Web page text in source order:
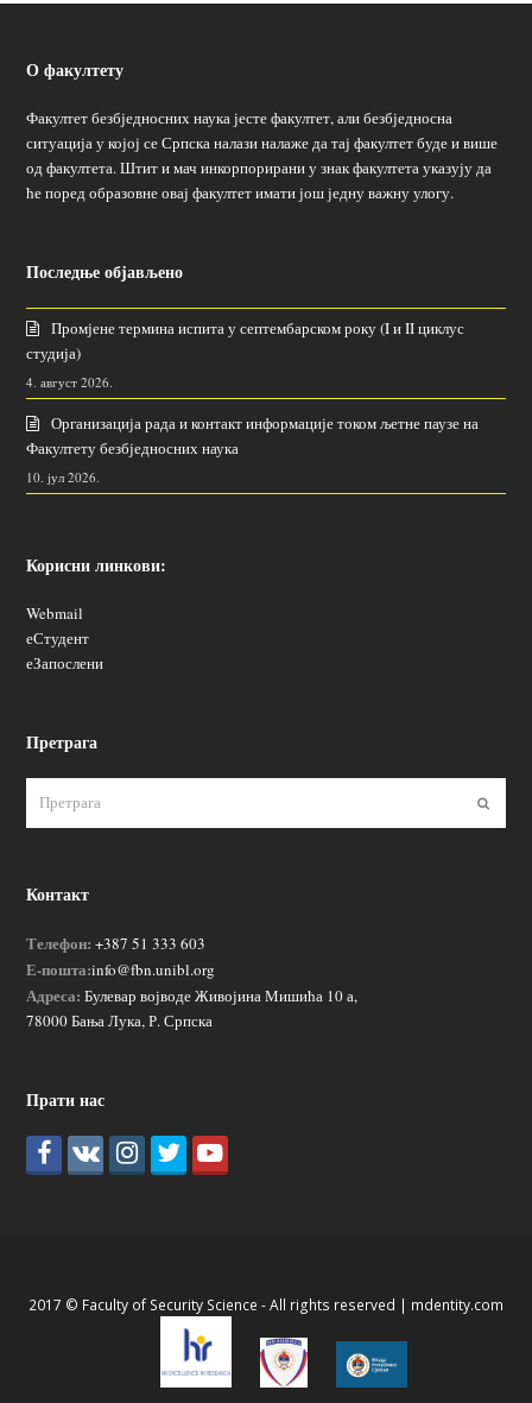
О факултету
Факултет безбједносних наука јесте факултет, али безбједносна
ситуација у којој се Српска налази налаже да тај факултет буде и више
од факултета. Штит и мач инкорпорирани у знак факултета указују да
ће поред образовне овај факултет имати још једну важну улогу.
Последње објављено
Промјене термина испита у септембарском року (I и II циклус
студија)
4. август 2026.
Организација рада и контакт информације током љетне паузе на
Факултету безбједносних наука
10. јул 2026.
Корисни линкови:
Webmail
еСтудент
еЗапослени
Претрага
Контакт
Телефон: +387 51 333 603
Е-пошта:info@fbn.unibl.org
Адреса: Булевар војводе Живојина Мишића 10 а,
78000 Бања Лука, Р. Српска
Прати нас
2017 © Faculty of Security Science - All rights reserved | mdentity.com